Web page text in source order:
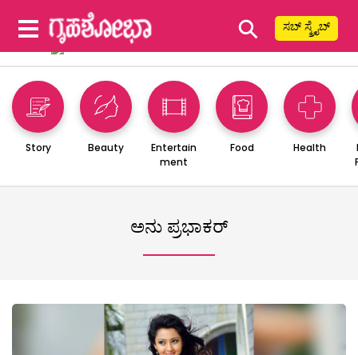
⚲ ಸಬ್ ಸ್ಕ್ರೈಬ್
Story Beauty
Entertain
ment
Food Health
ಅನು ಪ್ರಭಾಕರ್